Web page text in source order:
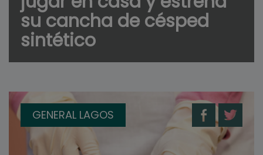
su cancha de césped
sintético
GENERAL LAGOS